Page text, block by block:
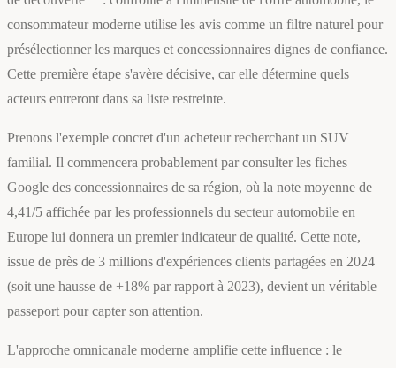
consommateur moderne utilise les avis comme un filtre naturel pour
présélectionner les marques et concessionnaires dignes de confiance.
Cette première étape s'avère décisive, car elle détermine quels
acteurs entreront dans sa liste restreinte.
Prenons l'exemple concret d'un acheteur recherchant un SUV
familial. Il commencera probablement par consulter les fiches
Google des concessionnaires de sa région, où la note moyenne de
4,41/5 affichée par les professionnels du secteur automobile en
Europe lui donnera un premier indicateur de qualité. Cette note,
issue de près de 3 millions d'expériences clients partagées en 2024
(soit une hausse de +18% par rapport à 2023), devient un véritable
passeport pour capter son attention.
L'approche omnicanale moderne amplifie cette influence : le